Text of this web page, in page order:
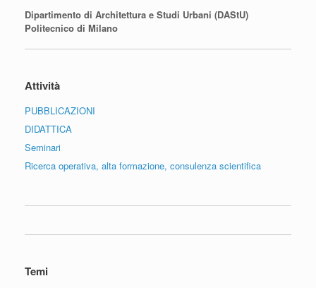
Dipartimento di Architettura e Studi Urbani (DAStU)
Politecnico di Milano
Attività
PUBBLICAZIONI
DIDATTICA
Seminari
Ricerca operativa, alta formazione, consulenza scientifica
Temi